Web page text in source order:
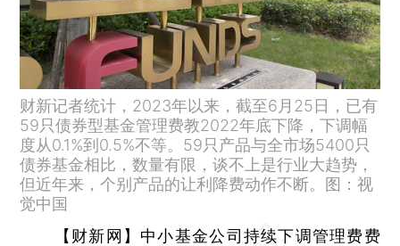
财新记者统计，2023年以来，截至6月25日，已有
59只债券型基金管理费教2022年底下降，下调幅
度从0.1%到0.5%不等。59只产品与全市场5400只
债券基金相比，数量有限，谈不上是行业大趋势，
但近年来，个别产品的让利降费动作不断。图：视
觉中国
【财新网】 中小基金公司持续下调管理费费